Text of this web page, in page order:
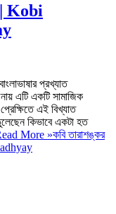
| Kobi
প্রখ্যাত
এটি একটি সামাজিক
এই বিখ্যাত
কিভাবে একটা হত
More »কবি তারাশঙ্কর